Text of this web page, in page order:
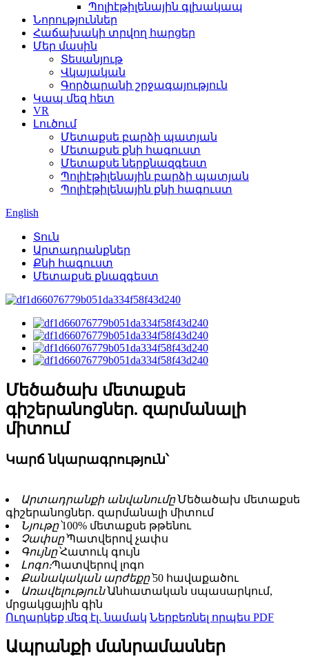
Պոլիէթիլենային գլխակապ
Նորություններ
Հաճախակի տրվող հարցեր
Մեր մասին
Տեսանյութ
Վկայական
Գործարանի շրջագայություն
Կապ մեզ հետ
VR
Լուծում
Մետաքսե բարձի պատյան
Մետաքսե քնի հագուստ
Մետաքսե ներքնազգեստ
Պոլիէթիլենային բարձի պատյան
Պոլիէթիլենային քնի հագուստ
English
Տուն
Արտադրանքներ
Քնի հագուստ
Մետաքսե քնազգեստ
Մեծածախ մետաքսե
գիշերանոցներ. զարմանալի
միտում
Կարճ նկարագրություն՝
Արտադրանքի անվանումը՝Մեծածախ մետաքսե
գիշերանոցներ. զարմանալի միտում
Նյութը՝100% մետաքսե թթենու
Չափսը՝Պատվերով չափս
Գույնը՝Հատուկ գույն
Լոգո։Պատվերով լոգո
Քանակական արժեքը՝50 հավաքածու
Առավելություն՝Անհատական ​​սպասարկում,
մրցակցային գին
Ուղարկեք մեզ էլ. նամակ Ներբեռնել որպես PDF
Ապրանքի մանրամասներ